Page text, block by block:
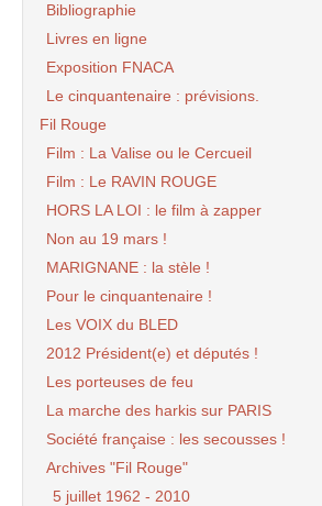
Bibliographie
Livres en ligne
Exposition FNACA
Le cinquantenaire : prévisions.
Fil Rouge
Film : La Valise ou le Cercueil
Film : Le RAVIN ROUGE
HORS LA LOI : le film à zapper
Non au 19 mars !
MARIGNANE : la stèle !
Pour le cinquantenaire !
Les VOIX du BLED
2012 Président(e) et députés !
Les porteuses de feu
La marche des harkis sur PARIS
Société française : les secousses !
Archives "Fil Rouge"
5 juillet 1962 - 2010